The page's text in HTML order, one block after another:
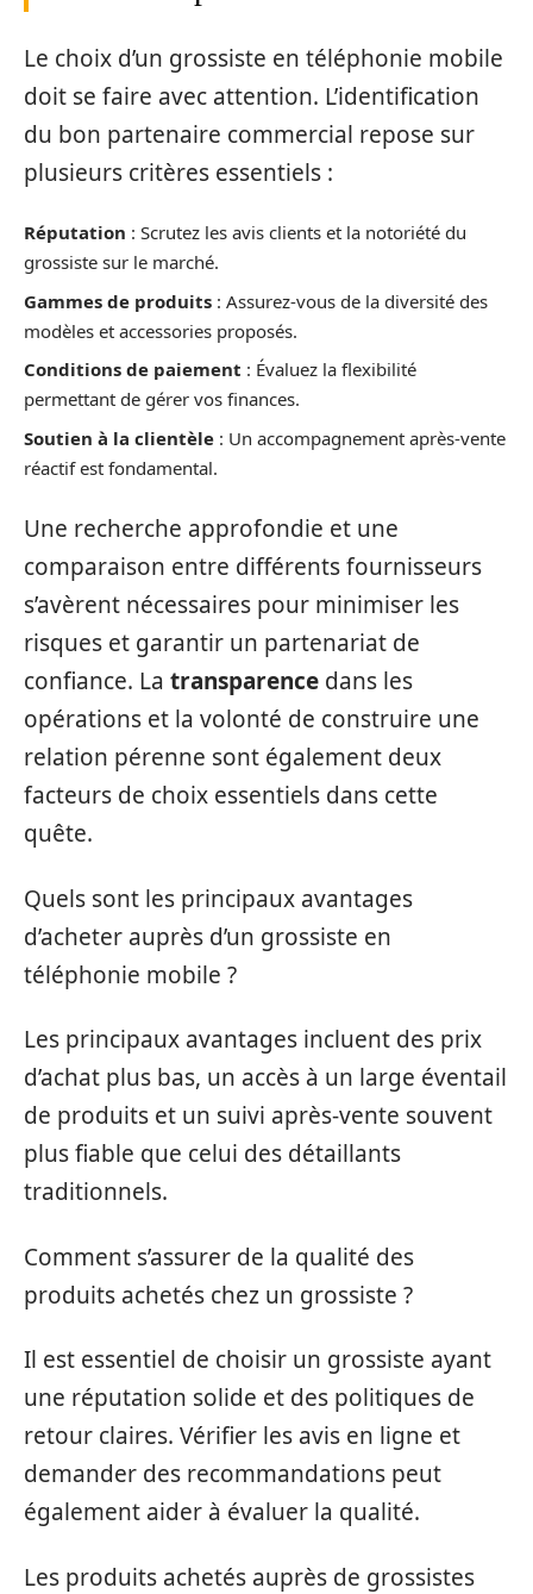
Le choix d’un grossiste en téléphonie mobile
doit se faire avec attention. L’identification
du bon partenaire commercial repose sur
plusieurs critères essentiels :
Réputation : Scrutez les avis clients et la notoriété du
grossiste sur le marché.
Gammes de produits : Assurez-vous de la diversité des
modèles et accessories proposés.
Conditions de paiement : Évaluez la flexibilité
permettant de gérer vos finances.
Soutien à la clientèle : Un accompagnement après-vente
réactif est fondamental.
Une recherche approfondie et une
comparaison entre différents fournisseurs
s’avèrent nécessaires pour minimiser les
risques et garantir un partenariat de
confiance. La transparence dans les
opérations et la volonté de construire une
relation pérenne sont également deux
facteurs de choix essentiels dans cette
quête.
Quels sont les principaux avantages
d’acheter auprès d’un grossiste en
téléphonie mobile ?
Les principaux avantages incluent des prix
d’achat plus bas, un accès à un large éventail
de produits et un suivi après-vente souvent
plus fiable que celui des détaillants
traditionnels.
Comment s’assurer de la qualité des
produits achetés chez un grossiste ?
Il est essentiel de choisir un grossiste ayant
une réputation solide et des politiques de
retour claires. Vérifier les avis en ligne et
demander des recommandations peut
également aider à évaluer la qualité.
Les produits achetés auprès de grossistes